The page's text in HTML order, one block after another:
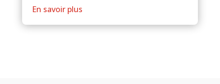
En savoir plus